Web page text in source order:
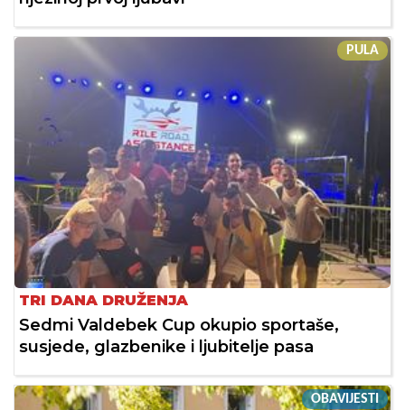
PULA
TRI DANA DRUŽENJA
Sedmi Valdebek Cup okupio sportaše,
susjede, glazbenike i ljubitelje pasa
OBAVIJESTI